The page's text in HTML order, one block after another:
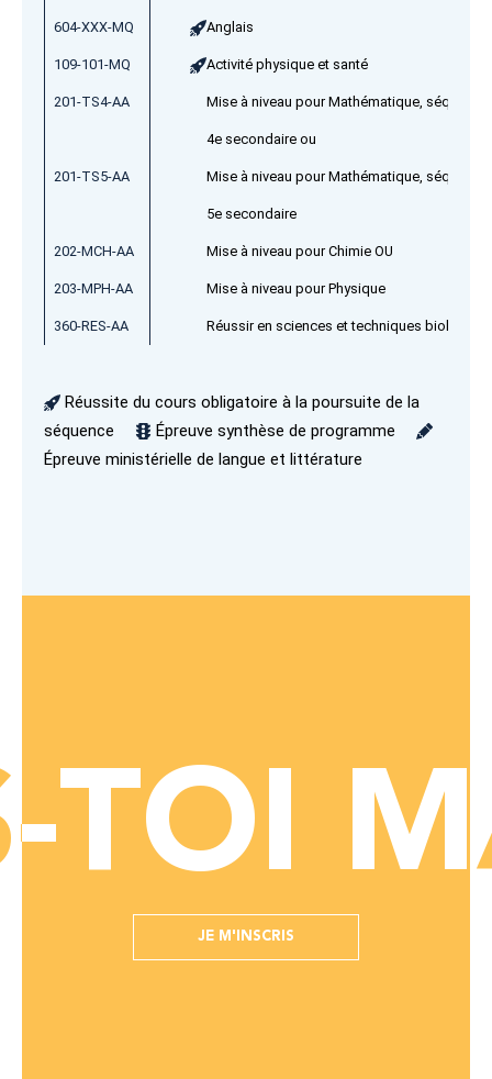
604-XXX-MQ Anglais
109-101-MQ Activité physique et santé
201-TS4-AA Mise à niveau pour Mathématique,
4e secondaire ou
201-TS5-AA Mise à niveau pour Mathématique,
5e secondaire
202-MCH-AA Mise à niveau pour Chimie OU
203-MPH-AA Mise à niveau pour Physique
360-RES-AA Réussir en sciences et techniques
Réussite du cours obligatoire à la poursuite de la
séquence
Épreuve synthèse de programme
Épreuve ministérielle de langue et littérature
TOI
TOI
JE M'INSCRIS